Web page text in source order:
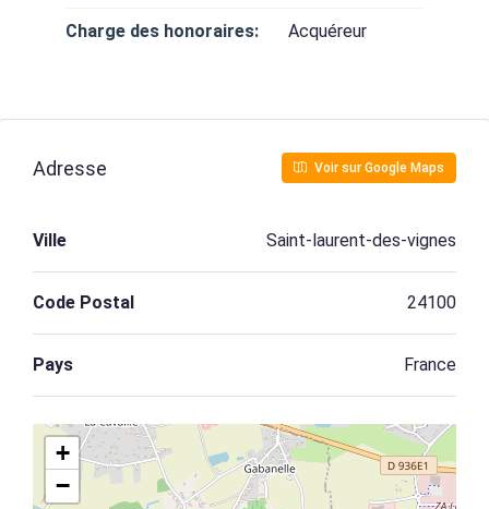
Charge des honoraires: Acquéreur
Adresse Voir sur Google Maps
Ville Saint-laurent-des-vignes
Code Postal 24100
Pays France
+
−